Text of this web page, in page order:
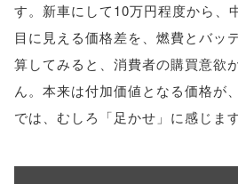
す。新車にして10万円程度から、
目に見える価格差を、燃費とバッ
算してみると、消費者の購買意欲
ん。本来は付加価値となる価格が
では、むしろ「足かせ」に感じます